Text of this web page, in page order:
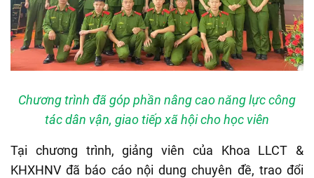
Chương trình đã góp phần nâng cao năng lực công
tác dân vận, giao tiếp xã hội cho học viên
Tại chương trình, giảng viên của Khoa LLCT
&
KHXHNV đã báo cáo nội dung chuyên đề, trao đổi